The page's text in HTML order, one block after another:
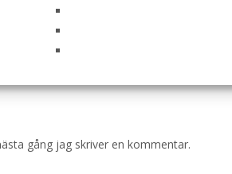
gång jag skriver en kommentar.